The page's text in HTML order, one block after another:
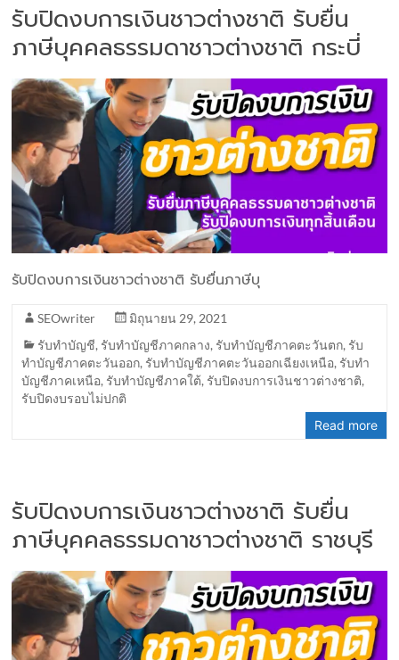
รับปิดงบการเงินชาวต่างชาติ รับยื่น
ภาษีบุคคลธรรมดาชาวต่างชาติ กระบี่
รับปิดงบการเงินชาวต่างชาติ รับยื่นภาษีบุ
SEOwriter
มิถุนายน 29, 2021
รับทำบัญชี, รับทำบัญชีภาคกลาง, รับทำบัญชีภาคตะวันตก, รับ
ทำบัญชีภาคตะวันออก, รับทำบัญชีภาคตะวันออกเฉียงเหนือ, รับทำ
บัญชีภาคเหนือ, รับทำบัญชีภาคใต้, รับปิดงบการเงินชาวต่างชาติ,
รับปิดงบรอบไม่ปกติ
Read more
รับปิดงบการเงินชาวต่างชาติ รับยื่น
ภาษีบุคคลธรรมดาชาวต่างชาติ ราชบุรี